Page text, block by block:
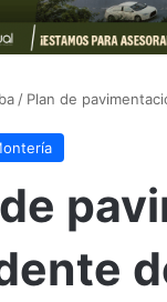
/ Plan de